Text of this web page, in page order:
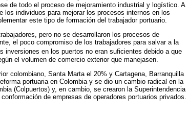
de todo el proceso de mejoramiento industrial y logístico. A
individuos para mejorar los procesos internos en los
este tipo de formación del trabajador portuario.
pero no se desarrollaron los procesos de
el poco compromiso de los trabajadores para salvar a la
inversiones en los puertos no eran suficientes debido a que
el volumen de comercio exterior que manejasen.
colombiano, Santa Marta el 20% y Cartagena, Barranquilla
portuaria en Colombia y se dio un cambio radical en la
(Colpuertos) y, en cambio, se crearon la Superintendencia
de empresas de operadores portuarios privados.